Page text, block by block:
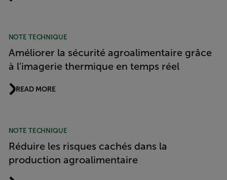
NOTE TECHNIQUE
Améliorer la sécurité agroalimentaire grâce
à l'imagerie thermique en temps réel
READ MORE
NOTE TECHNIQUE
Réduire les risques cachés dans la
production agroalimentaire